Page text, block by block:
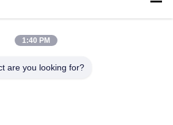
оболочки с ПТФЕ
сетки с ПТФЕ оболочками
бронзовой буксы
1:40 PM
are you looking for?